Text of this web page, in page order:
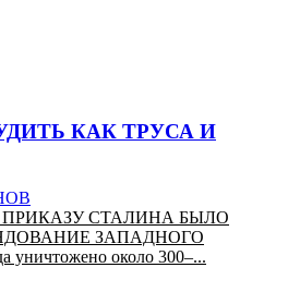
КАК ТРУСА И
ПРИКАЗУ СТАЛИНА БЫЛО
ЗАПАДНОГО
около 300–...